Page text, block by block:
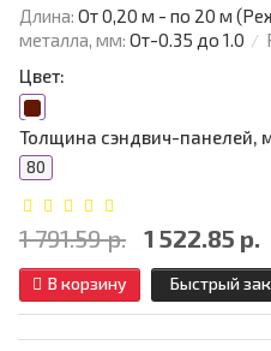
Длина: От 0,20 м - по 20 м
металла, мм: От-0.35 до 1.0
Цвет:
Толщина сэндвич-панелей,
80
1 791.59 р. 1 522.85 р.
В корзину Быстрый